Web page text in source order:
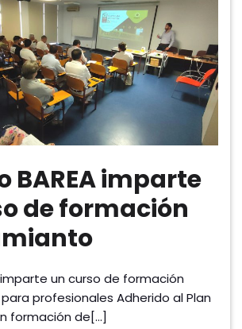
BAREA imparte
de formación
imparte un curso de formación
profesionales Adherido al Plan
formación de[…]